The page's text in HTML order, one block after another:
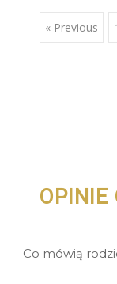
« Previous
OPINIE
Co mówią